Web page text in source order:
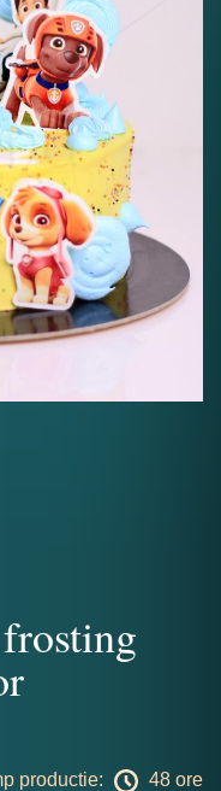
productie: 48 ore